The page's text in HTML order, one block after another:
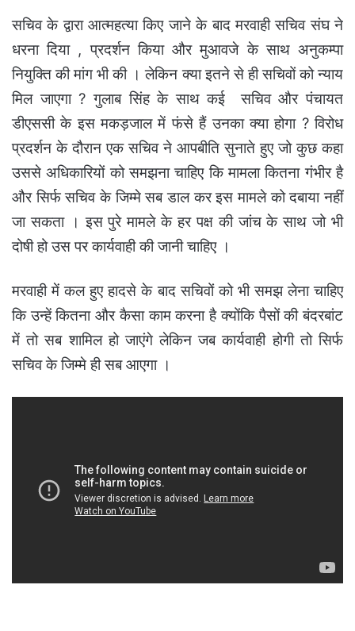
सचिव के द्वारा आत्महत्या किए जाने के बाद मरवाही सचिव संघ ने
धरना दिया , प्रदर्शन किया और मुआवजे के साथ अनुकम्पा
नियुक्ति की मांग भी की । लेकिन क्या इतने से ही सचिवों को न्याय
मिल जाएगा ? गुलाब सिंह के साथ कई सचिव और पंचायत
डीएससी के इस मकड़जाल में फंसे हैं उनका क्या होगा ? विरोध
प्रदर्शन के दौरान एक सचिव ने आपबीति सुनाते हुए जो कुछ कहा
उससे अधिकारियों को समझना चाहिए कि मामला कितना गंभीर है
और सिर्फ सचिव के जिम्मे सब डाल कर इस मामले को दबाया नहीं
जा सकता । इस पुरे मामले के हर पक्ष की जांच के साथ जो भी
दोषी हो उस पर कार्यवाही की जानी चाहिए ।
मरवाही में कल हुए हादसे के बाद सचिवों को भी समझ लेना चाहिए
कि उन्हें कितना और कैसा काम करना है क्योंकि पैसों की बंदरबांट
में तो सब शामिल हो जाएंगे लेकिन जब कार्यवाही होगी तो सिर्फ
सचिव के जिम्मे ही सब आएगा ।